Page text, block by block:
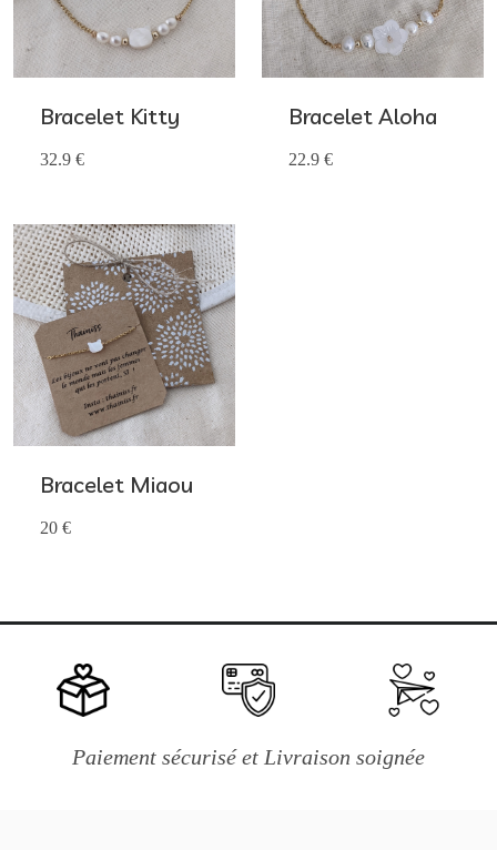
Bracelet Kitty
32.9 €
Bracelet Aloha
22.9 €
Bracelet Miaou
20 €
Paiement sécurisé et Livraison soignée